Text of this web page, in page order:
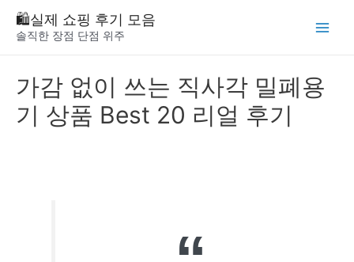
🛍️실제 쇼핑 후기 모음
솔직한 장점 단점 위주
가감 없이 쓰는 직사각 밀폐용
기 상품 Best 20 리얼 후기